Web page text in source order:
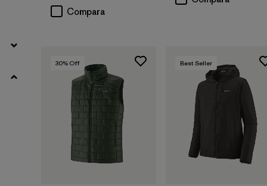
Compara
30% Off Best Seller